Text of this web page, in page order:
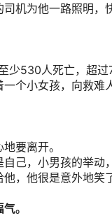
机为他一路照明
少530人死亡，超过
个小女孩，向救
要离开。
己，小男孩的举动
，他很是意外地笑
。